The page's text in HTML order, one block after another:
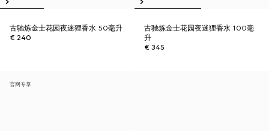
古驰炼金士花园夜迷狸香水 50毫升
€ 240
古驰炼金士花园夜迷狸香水 100毫
升
€ 345
官网专享